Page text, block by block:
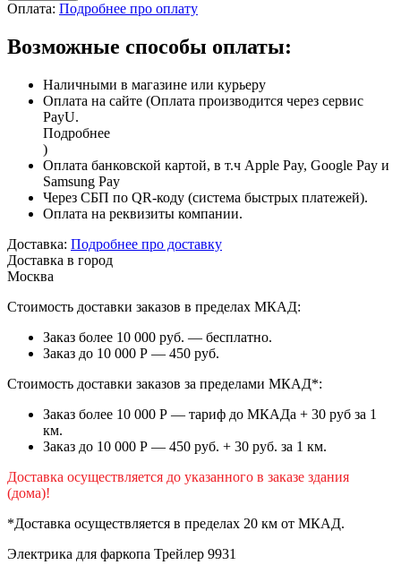
Оплата: Подробнее про оплату
Возможные способы оплаты:
Наличными в магазине или курьеру
Оплата на сайте (Оплата производится через сервис
PayU.
Подробнее
)
Оплата банковской картой, в т.ч Apple Pay, Google Pay и
Samsung Pay
Через СБП по QR-коду (система быстрых платежей).
Оплата на реквизиты компании.
Доставка: Подробнее про доставку
Доставка в город
Москва
Стоимость доставки заказов в пределах МКАД:
Заказ более 10 000 руб. — бесплатно.
Заказ до 10 000 Р — 450 руб.
Стоимость доставки заказов за пределами МКАД*:
Заказ более 10 000 Р — тариф до МКАДа + 30 руб за 1
км.
Заказ до 10 000 Р — 450 руб. + 30 руб. за 1 км.
Доставка осуществляется до указанного в заказе здания
(дома)!
*Доставка осуществляется в пределах 20 км от МКАД.
Электрика для фаркопа Трейлер 9931